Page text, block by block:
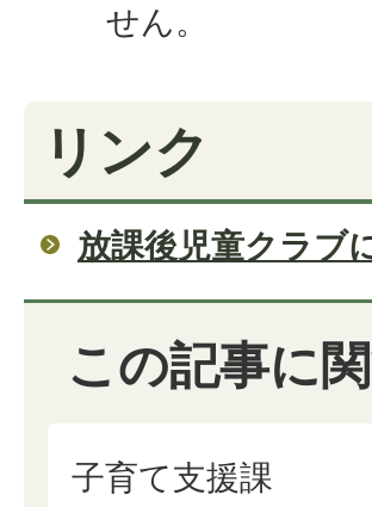
せん。
リンク
放課後児童クラブ
この記事に
子育て支援課